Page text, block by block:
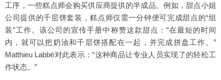
工序，一些糕点师会购买供应商提供的半成品。例如，甜点小姐
公司提供的千层饼套装，糕点师仅需一分钟便可完成甜点的“组
装”工作。该公司的宣传手册中称赞这款甜点：“在最短的时间
内，就可以把奶油和千层饼搭配在一起，并完成拼盘工作。”
Matthieu Labbé对此表示：“这种商品让专业人员实现了的轻松工
作状态。”